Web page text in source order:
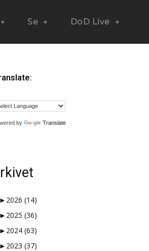
en nisjeblogg, så
og vi å kaste bort tid.
Se DoD Live
by Translate
► 2026 (14)
► 2025 (36)
► 2024 (63)
► 2023 (37)